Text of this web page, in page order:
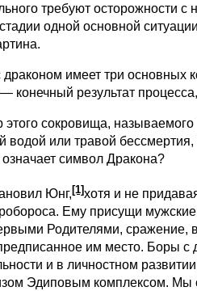
требуют осторожности
одной основной
имеет три основных
конечный результат
сокровища, называемого
водой или травой
означает символ Дракона?
Юнг,[1]хотя и не
Ему присущи
Родителями, сражение,
им место. Боры с
и в личностном
Эдиповым комплексом. Мы